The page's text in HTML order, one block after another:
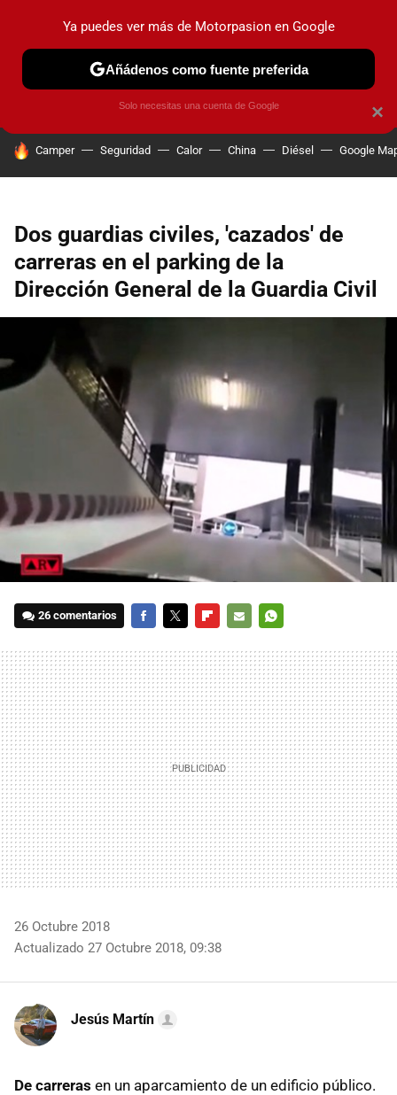
PRUEBAS COCHES ELÉCTRICOS OBSERVATORIO
HOY SE HABLA DE
Camper Seguridad Calor China Diésel Google
Dos guardias civiles, 'cazados' de
carreras en el parking de la
Dirección General de la Guardia Civil
26 comentarios
MAIL
26 Octubre 2018
Actualizado 27 Octubre 2018, 09:38
Jesús Martín
De carreras en un aparcamiento de un edificio público.
×
Ya puedes ver más de Motorpasion en Google
Añádenos como fuente preferida
Solo necesitas una cuenta de Google